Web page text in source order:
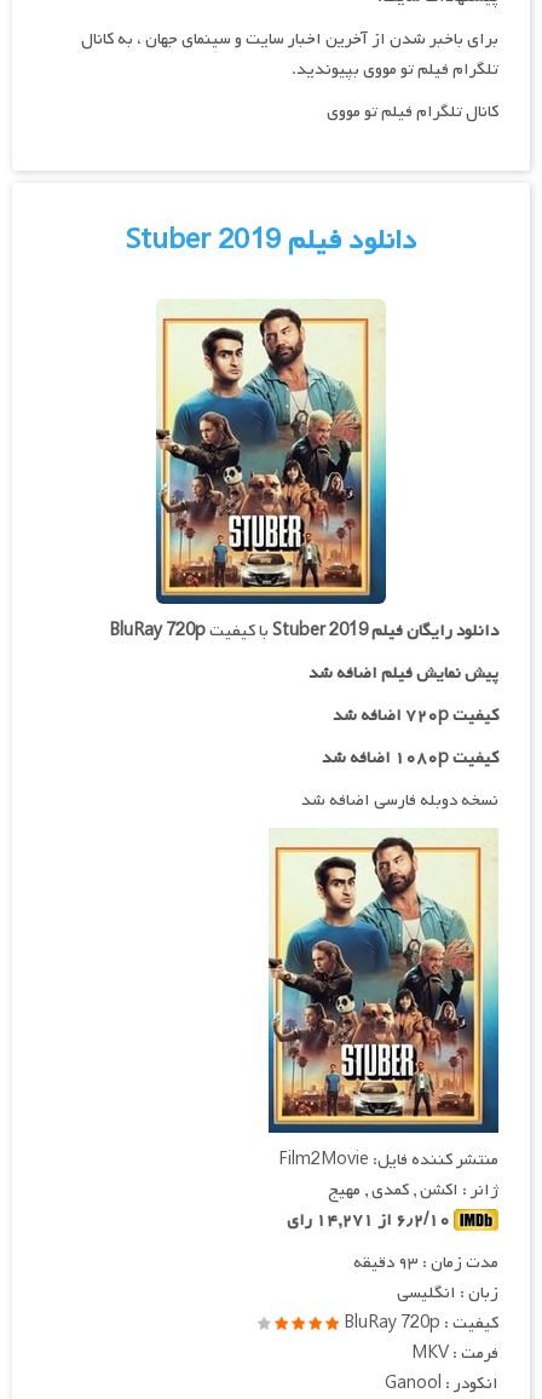
برای باخبر شدن از آخرین اخبار سایت و سینمای جهان ، به کانال
تلگرام فیلم تو مووی بپیوندید.
کانال تلگرام فیلم تو مووی
دانلود فیلم Stuber 2019
دانلود رایگان فیلمStuber 2019با کیفیتBluRay 720p
پیش نمایش فیلم اضافه شد
کیفیت ۷۲۰p اضافه شد
کیفیت ۱۰۸۰p اضافه شد
نسخه دوبله فارسی اضافه شد
منتشر کننده فایل: Film2Movie
ژانر : اکشن , کمدی , مهیج
مدت زمان : ۹۳ دقیقه
زبان : انگلیسی
کیفیت : BluRay 720p
فرمت : MKV
انکودر : Ganool